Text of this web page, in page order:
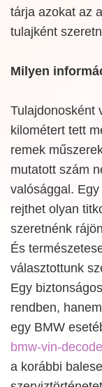
tárja azokat az
tulajként
Milyen
Tulajdonosként
kilométert tett
remek
mutatott szám
valósággal.
rejthet olyan
szeretnénk
És
választottunk
Egy
rendben,
egy BMW
bmw-vin-
a korábbi